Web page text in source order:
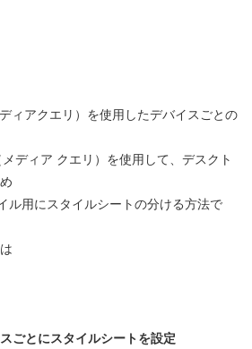
ィアクエリ）を使用したデバイスごとの
ディア クエリ）を使用して、デスクト
ル用にスタイルシートの分ける方法で
ごとにスタイルシートを設定